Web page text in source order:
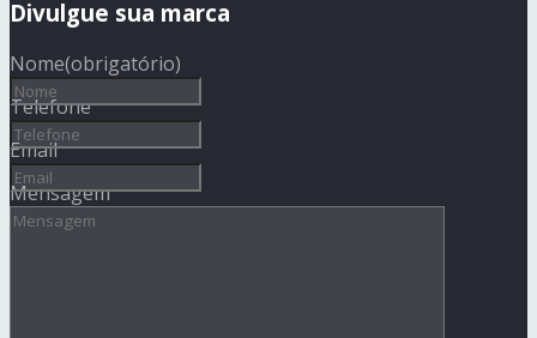
Divulgue sua marca
Nome(obrigatório)
Telefone
Email
Mensagem